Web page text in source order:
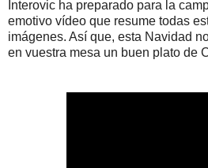
Interovic ha preparado para la
emotivo vídeo que resume todas
imágenes. Así que, esta Navidad
en vuestra mesa un buen plato de